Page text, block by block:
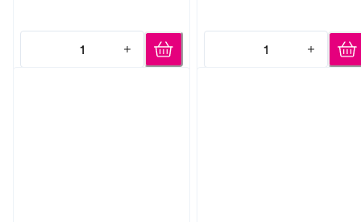
1
Quantity: 1
1
Quantity: 1